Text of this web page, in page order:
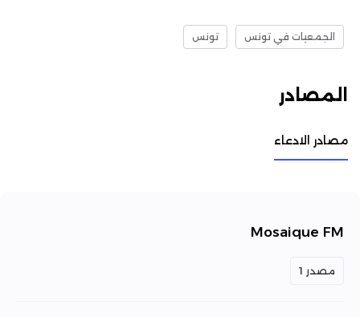
الجمعيات في تونس تونس
المصادر
مصادر الادعاء
Mosaique FM
مصدر 1